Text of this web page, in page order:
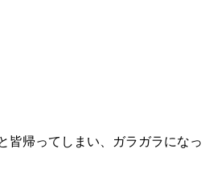
皆帰ってしまい、ガラガラになっ